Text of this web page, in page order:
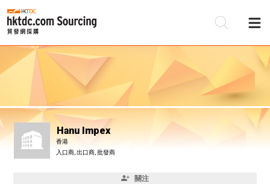
Hanu Impex
香港
入口商, 出口商, 批發商
關注